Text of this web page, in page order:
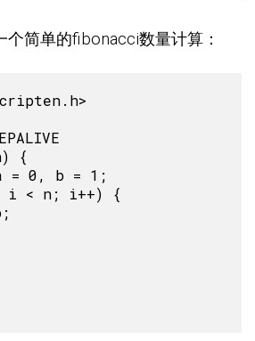
个简单的fibonacci数量计算：
{
= 0, b = 1;
i < n; i++) {